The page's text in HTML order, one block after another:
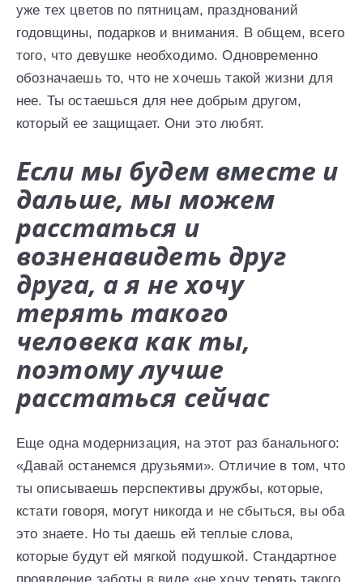
уже тех цветов по пятницам, празднований
годовщины, подарков и внимания. В общем, всего
того, что девушке необходимо. Одновременно
обозначаешь то, что не хочешь такой жизни для
нее. Ты остаешься для нее добрым другом,
который ее защищает. Они это любят.
Если мы будем вместе и
дальше, мы можем
расстаться и
возненавидеть друг
друга, а я не хочу
терять такого
человека как ты,
поэтому лучше
расстаться сейчас
Еще одна модернизация, на этот раз банального:
«Давай останемся друзьями». Отличие в том, что
ты описываешь перспективы дружбы, которые,
кстати говоря, могут никогда и не сбыться, вы оба
это знаете. Но ты даешь ей теплые слова,
которые будут ей мягкой подушкой. Стандартное